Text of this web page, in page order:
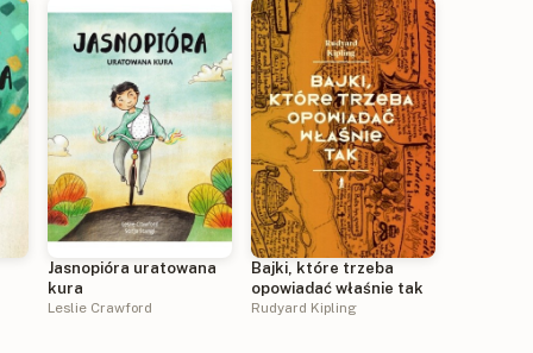
Jasnopióra uratowana
kura
Leslie Crawford
Bajki, które trzeba
opowiadać właśnie tak
Rudyard Kipling